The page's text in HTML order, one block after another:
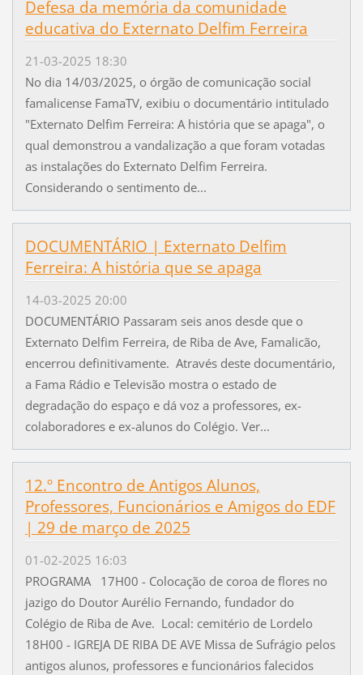
Defesa da memória da comunidade
educativa do Externato Delfim Ferreira
21-03-2025 18:30
No dia 14/03/2025, o órgão de comunicação social
famalicense FamaTV, exibiu o documentário intitulado
"Externato Delfim Ferreira: A história que se apaga", o
qual demonstrou a vandalização a que foram votadas
as instalações do Externato Delfim Ferreira.
Considerando o sentimento de...
DOCUMENTÁRIO | Externato Delfim
Ferreira: A história que se apaga
14-03-2025 20:00
DOCUMENTÁRIO Passaram seis anos desde que o
Externato Delfim Ferreira, de Riba de Ave, Famalicão,
encerrou definitivamente. Através deste documentário,
a Fama Rádio e Televisão mostra o estado de
degradação do espaço e dá voz a professores, ex-
colaboradores e ex-alunos do Colégio. Ver...
12.º Encontro de Antigos Alunos,
Professores, Funcionários e Amigos do EDF
| 29 de março de 2025
01-02-2025 16:03
PROGRAMA 17H00 - Colocação de coroa de flores no
jazigo do Doutor Aurélio Fernando, fundador do
Colégio de Riba de Ave. Local: cemitério de Lordelo
18H00 - IGREJA DE RIBA DE AVE Missa de Sufrágio pelos
antigos alunos, professores e funcionários falecidos